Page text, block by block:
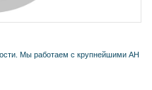
Мы работаем с крупнейшими АН